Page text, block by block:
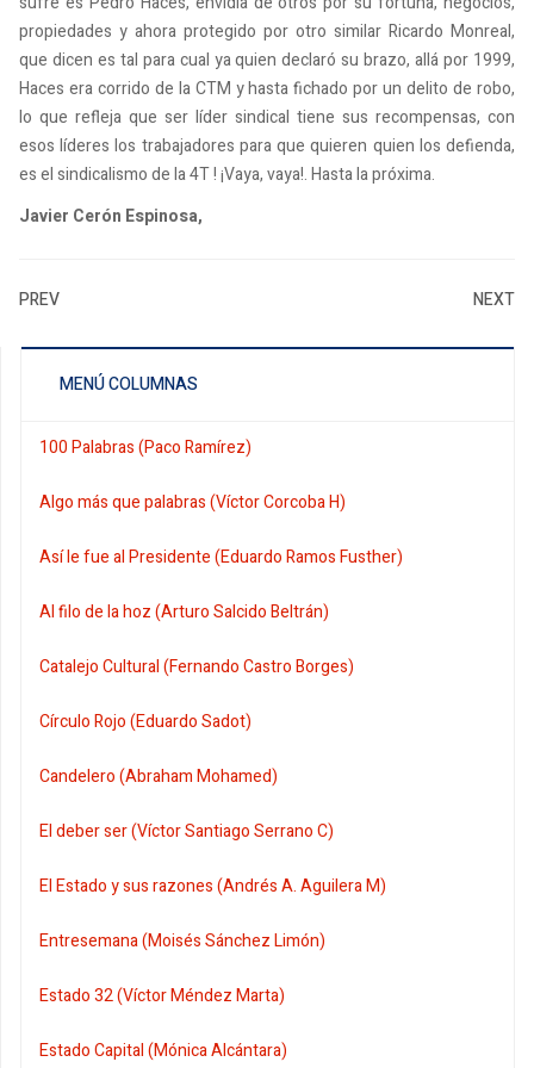
propiedades y ahora protegido por otro similar Ricardo Monreal,
que dicen es tal para cual ya quien declaró su brazo, allá por 1999,
Haces era corrido de la CTM y hasta fichado por un delito de robo,
lo que refleja que ser líder sindical tiene sus recompensas, con
esos líderes los trabajadores para que quieren quien los defienda,
es el sindicalismo de la 4T ! ¡Vaya, vaya!. Hasta la próxima.
Javier Cerón Espinosa,
PREV NEXT
MENÚ COLUMNAS
100 Palabras (Paco Ramírez)
Algo más que palabras (Víctor Corcoba H)
Así le fue al Presidente (Eduardo Ramos Fusther)
Al filo de la hoz (Arturo Salcido Beltrán)
Catalejo Cultural (Fernando Castro Borges)
Círculo Rojo (Eduardo Sadot)
Candelero (Abraham Mohamed)
El deber ser (Víctor Santiago Serrano C)
El Estado y sus razones (Andrés A. Aguilera M)
Entresemana (Moisés Sánchez Limón)
Estado 32 (Víctor Méndez Marta)
Estado Capital (Mónica Alcántara)